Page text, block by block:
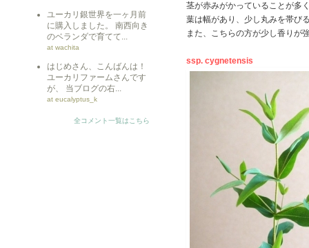
ユーカリ銀世界を一ヶ月前
に購入しました。 南西向き
のベランダで育てて...
at wachita
はじめさん、こんばんは！
ユーカリファームさんです
が、 当ブログの右...
at eucalyptus_k
全コメント一覧はこちら
茎が赤みがかっていることが多
葉は幅があり、少し丸みを帯び
また、こちらの方が少し香りが
ssp. cygnetensis